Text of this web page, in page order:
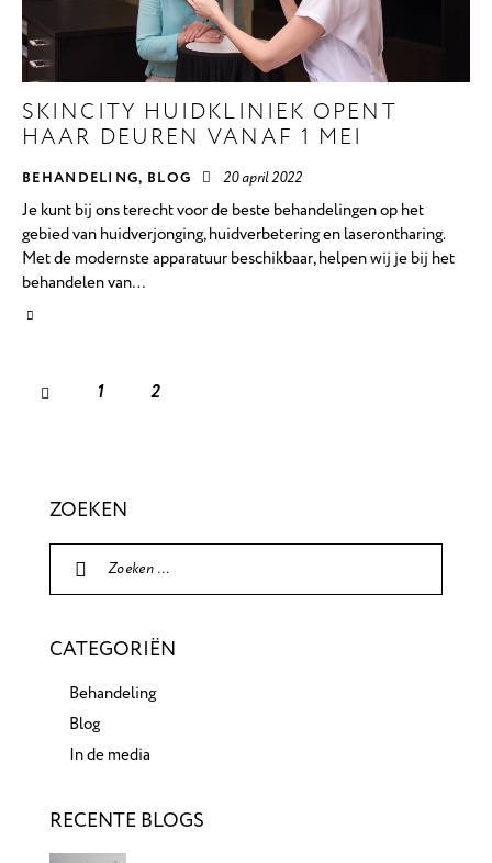
SKINCITY HUIDKLINIEK OPENT
HAAR DEUREN VANAF 1 MEI
BEHANDELING, BLOG 20 april 2022
Je kunt bij ons terecht voor de beste behandelingen op het
gebied van huidverjonging, huidverbetering en laserontharing.
Met de modernste apparatuur beschikbaar, helpen wij je bij het
behandelen van…
1 2
ZOEKEN
CATEGORIËN
Behandeling
Blog
In de media
RECENTE BLOGS